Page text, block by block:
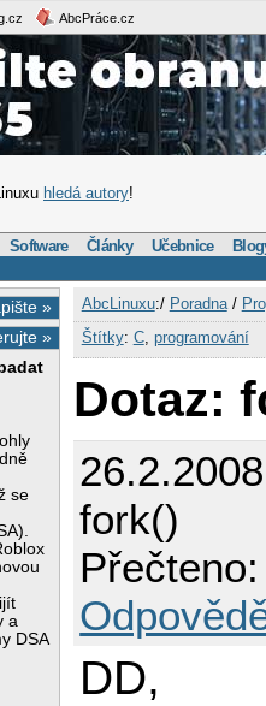
AbcPráce.cz
hledá autory!
Software Články Učebnice
»
»
se
a
DSA
AbcLinuxu:/ Poradna/
Štítky: C, programování
Dotaz:
fork()
DD,